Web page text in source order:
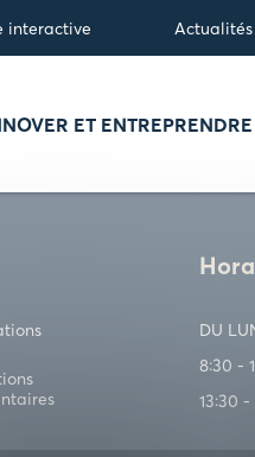
interactive Actualités
ET ENTREPRENDRE
DU
8:30 -
13:30 -